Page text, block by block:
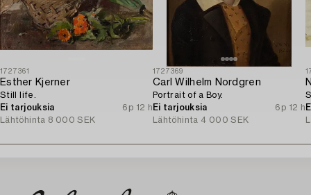
1727361
Esther Kjerner
Still life.
Ei tarjouksia
6p 12 h
Lähtöhinta 8 000 SEK
1727369
Carl Wilhelm Nordgren
Portrait of a Boy.
Ei tarjouksia
6p 12 h
Lähtöhinta 4 000 SEK